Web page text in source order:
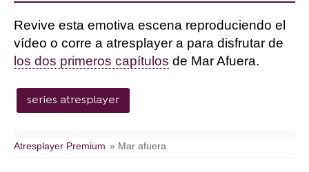
Revive esta emotiva escena reproduciendo el
vídeo o corre a atresplayer a para disfrutar de
los dos primeros capítulos de Mar Afuera.
series atresplayer
Atresplayer Premium » Mar afuera